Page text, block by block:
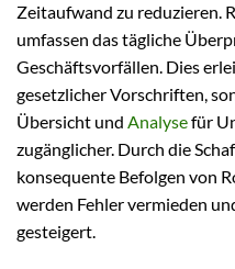
Zeitaufwand zu reduzieren.
umfassen das tägliche
Geschäftsvorfällen. Dies
gesetzlicher Vorschriften,
Übersicht und Analysefür
zugänglicher. Durch die
konsequente Befolgen von
werden Fehler vermieden
gesteigert.